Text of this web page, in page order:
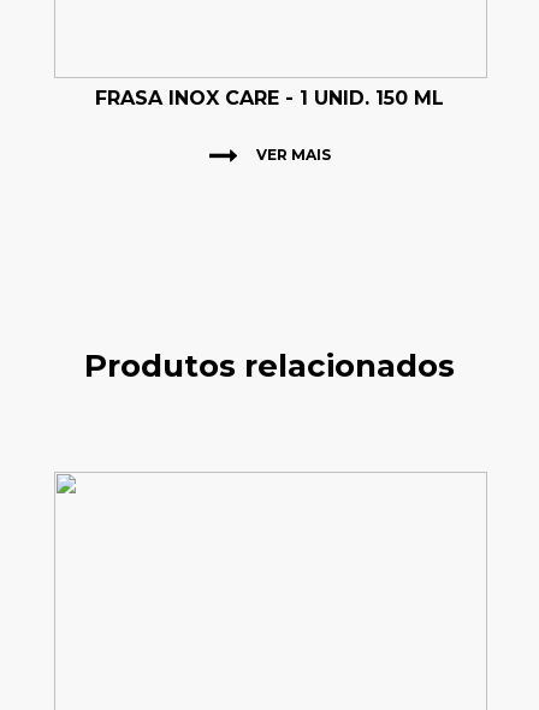
FRASA INOX CARE - 1 UNID. 150 ML
VER MAIS
Produtos relacionados